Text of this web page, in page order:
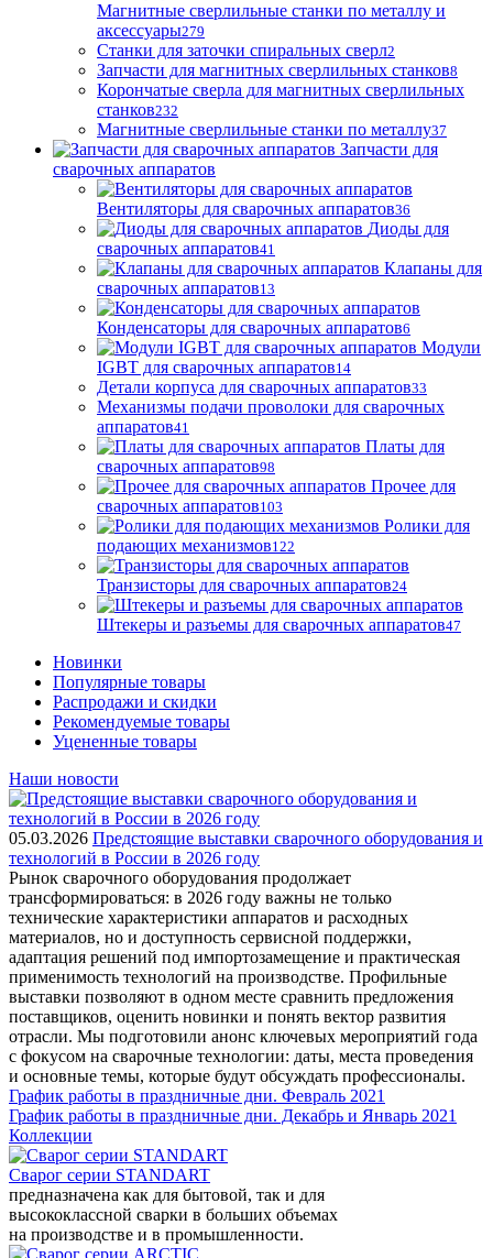
Магнитные сверлильные станки по металлу и
аксессуары279
Станки для заточки спиральных сверл2
Запчасти для магнитных сверлильных станков8
Корончатые сверла для магнитных сверлильных
станков232
Магнитные сверлильные станки по металлу37
Запчасти для
сварочных аппаратов
Вентиляторы для сварочных аппаратов36
Диоды для
сварочных аппаратов41
Клапаны для
сварочных аппаратов13
Конденсаторы для сварочных аппаратов6
Модули
IGBT для сварочных аппаратов14
Детали корпуса для сварочных аппаратов33
Механизмы подачи проволоки для сварочных
аппаратов41
Платы для
сварочных аппаратов98
Прочее для
сварочных аппаратов103
Ролики для
подающих механизмов122
Транзисторы для сварочных аппаратов24
Штекеры и разъемы для сварочных аппаратов47
Новинки
Популярные товары
Распродажи и скидки
Рекомендуемые товары
Уцененные товары
Наши новости
05.03.2026 Предстоящие выставки сварочного оборудования и
технологий в России в 2026 году
Рынок сварочного оборудования продолжает
трансформироваться: в 2026 году важны не только
технические характеристики аппаратов и расходных
материалов, но и доступность сервисной поддержки,
адаптация решений под импортозамещение и практическая
применимость технологий на производстве. Профильные
выставки позволяют в одном месте сравнить предложения
поставщиков, оценить новинки и понять вектор развития
отрасли. Мы подготовили анонс ключевых мероприятий года
с фокусом на сварочные технологии: даты, места проведения
и основные темы, которые будут обсуждать профессионалы.
График работы в праздничные дни. Февраль 2021
График работы в праздничные дни. Декабрь и Январь 2021
Коллекции
Сварог серии STANDART
предназначена как для бытовой, так и для
высококлассной сварки в больших объемах
на производстве и в промышленности.